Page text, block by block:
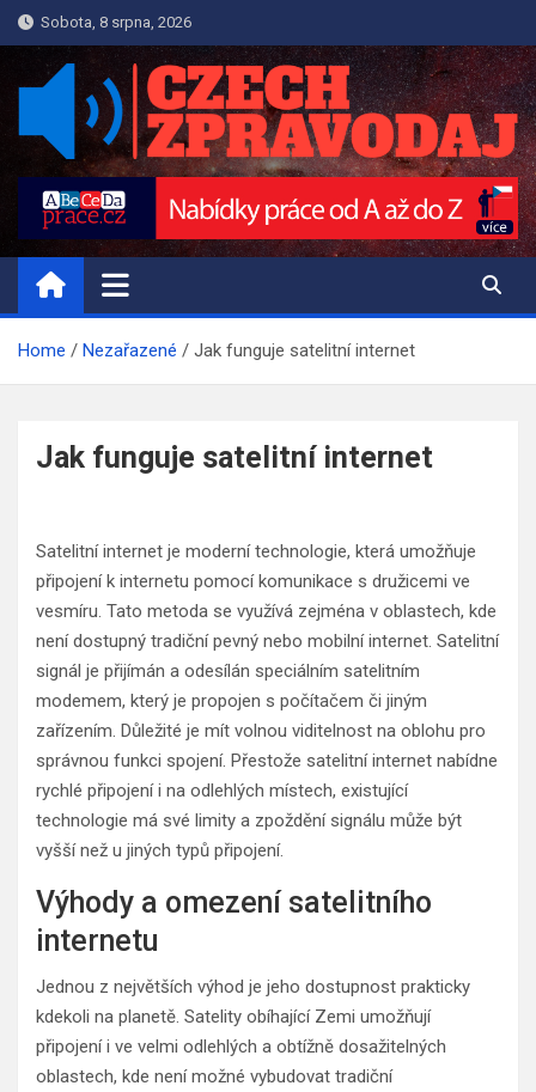
Skip
to
content
Sobota, 8 srpna, 2026
REPORTER.CZECH-
ZPRAVODAJ.CZ
Reportér online a Novinky
Home Nezařazené Jak funguje satelitní internet
Jak funguje satelitní internet
Satelitní internet je moderní technologie, která umožňuje
připojení k internetu pomocí komunikace s družicemi ve
vesmíru. Tato metoda se využívá zejména v oblastech, kde
není dostupný tradiční pevný nebo mobilní internet. Satelitní
signál je přijímán a odesílán speciálním satelitním
modemem, který je propojen s počítačem či jiným
zařízením. Důležité je mít volnou viditelnost na oblohu pro
správnou funkci spojení. Přestože satelitní internet nabídne
rychlé připojení i na odlehlých místech, existující
technologie má své limity a zpoždění signálu může být
vyšší než u jiných typů připojení.
Výhody a omezení satelitního
internetu
Jednou z největších výhod je jeho dostupnost prakticky
kdekoli na planetě. Satelity obíhající Zemi umožňují
připojení i ve velmi odlehlých a obtížně dosažitelných
oblastech, kde není možné vybudovat tradiční